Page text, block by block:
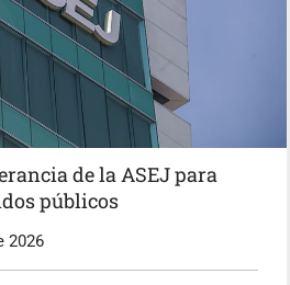
de la ASEJ para
públicos
2026